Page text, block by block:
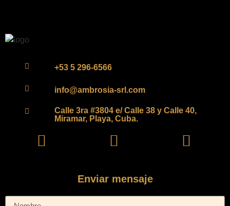
+53 5 296-6566
info@ambrosia-srl.com
Calle 3ra #3804 e/ Calle 38 y Calle 40,
Miramar, Playa, Cuba.
Enviar mensaje